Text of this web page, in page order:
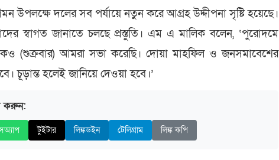
উপলক্ষে দলের সব পর্যায়ে নতুন করে আগ্রহ উদ্দীপনা সৃষ্টি হয়েছে।
স্বাগত জানাতে চলছে প্রস্তুতি। এম এ মালিক বলেন, ‘পুরোদমে
(শুক্রবার) আমরা সভা করেছি। দোয়া মাহফিল ও জনসমাবেশের
চূড়ান্ত হলেই জানিয়ে দেওয়া হবে।’
করুন:
টুইটার লিঙ্কডইন টেলিগ্রাম লিঙ্ক কপি